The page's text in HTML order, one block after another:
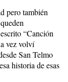
pero también
“Canción
vez volví
San Telmo
historia de esas